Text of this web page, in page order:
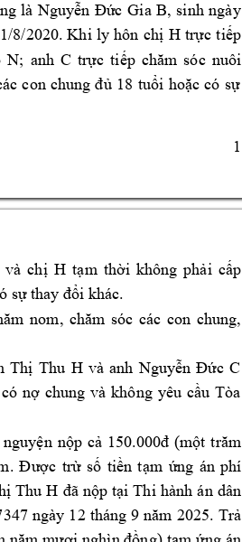
1
là Nguyễn Đức Gia B, sinh ngày
8/2020. Khi ly hôn chị H trực tiếp
N; anh C trực tiếp chăm sóc nuôi
con chung đủ 18 tuổi hoặc có sự
và chị H tạm thời không phải cấp
sự thay đổi khác.
nom, chăm sóc các con chung,
Thị Thu H và anh Nguyễn Đức C
có nợ chung và không yêu cầu Tòa
nguyện nộp cả 150.000đ (một trăm
. Được trừ số tiền tạm ứng án phí
Thu H đã nộp tại Thi hành án dân
ngày 12 tháng 9 năm 2025. Trả